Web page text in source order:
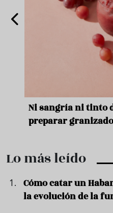
Ni sangría ni tinto
preparar
Lo más leído
Cómo catar un
la evolución de la